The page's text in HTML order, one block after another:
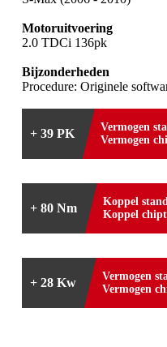
Motoruitvoering
2.0 TDCi 136pk
Bijzonderheden
Procedure: Originele
+ 39 PK Vermogen
Vermogen
+ 80 Nm Koppel
Koppel
+ 28 Kw Vermogen
Vermogen